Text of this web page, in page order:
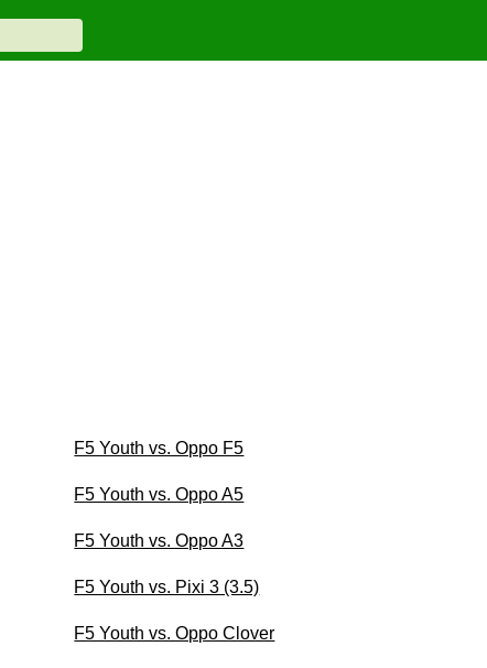
F5 Youth vs. Oppo F5
F5 Youth vs. Oppo A5
F5 Youth vs. Oppo A3
F5 Youth vs. Pixi 3 (3.5)
F5 Youth vs. Oppo Clover